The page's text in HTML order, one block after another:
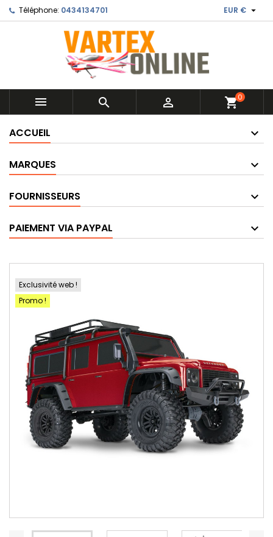
Téléphone: 0434134701 EUR € 
   shopping_cart0
ACCUEIL
MARQUES
FOURNISSEURS
PAIEMENT VIA PAYPAL
Exclusivité web !
Promo !